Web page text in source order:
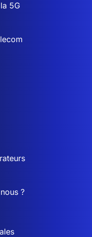
5G
?